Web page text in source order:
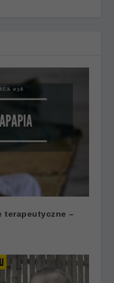
terapeutyczne –